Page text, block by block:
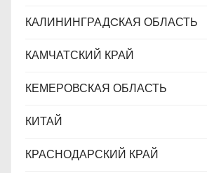
КАЛИНИНГРАДCКАЯ ОБЛАСТЬ
КАМЧАТСКИЙ КРАЙ
КЕМЕРОВСКАЯ ОБЛАСТЬ
КИТАЙ
КРАСНОДАРСКИЙ КРАЙ